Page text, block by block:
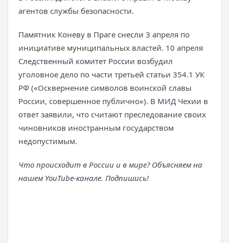
агентов службы безопасности.
Памятник Коневу в Праге снесли 3 апреля по
инициативе муниципальных властей. 10 апреля
Следственный комитет России возбудил
уголовное дело по части третьей статьи 354.1 УК
РФ («Осквернение символов воинской славы
России, совершенное публично»). В МИД Чехии в
ответ заявили, что считают преследование своих
чиновников иностранным государством
недопустимым.
Что происходит в России и в мире? Объясняем на
нашем YouTube-канале. Подпишись!